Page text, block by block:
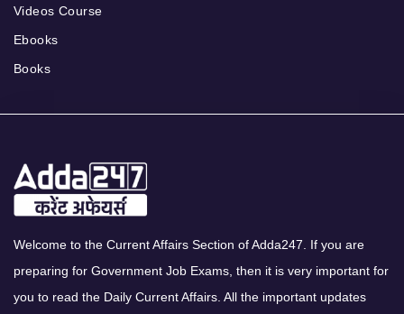
Videos Course
Ebooks
Books
Welcome to the Current Affairs Section of Adda247. If you are
preparing for Government Job Exams, then it is very important for
you to read the Daily Current Affairs. All the important updates